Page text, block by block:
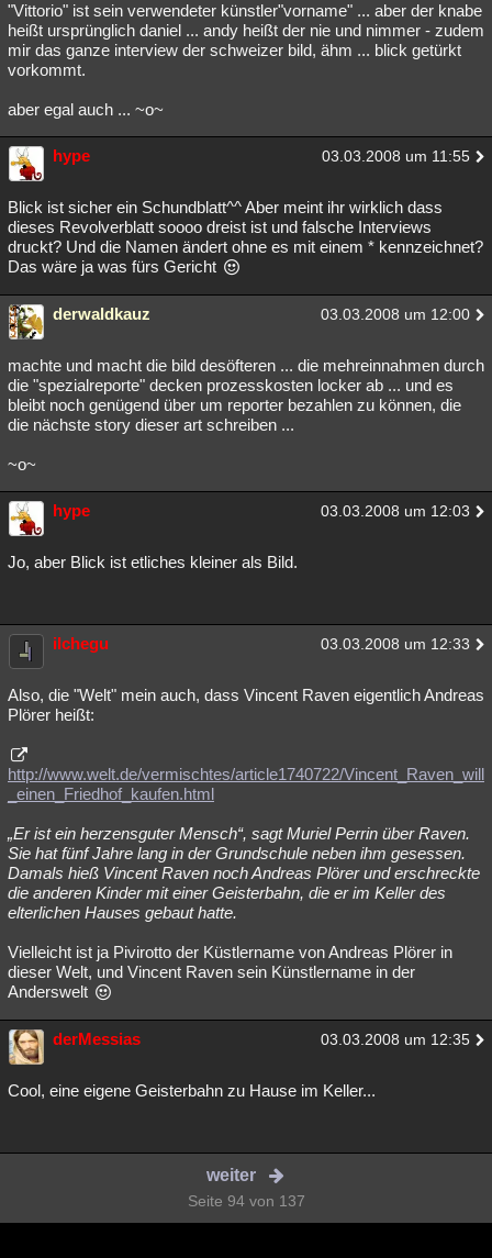
"Vittorio" ist sein verwendeter künstler"vorname" ... aber der knabe
heißt ursprünglich daniel ... andy heißt der nie und nimmer - zudem
mir das ganze interview der schweizer bild, ähm ... blick getürkt
vorkommt.
aber egal auch ... ~o~
hype 03.03.2008 um 11:55
Blick ist sicher ein Schundblatt^^ Aber meint ihr wirklich dass
dieses Revolverblatt soooo dreist ist und falsche Interviews
druckt? Und die Namen ändert ohne es mit einem * kennzeichnet?
Das wäre ja was fürs Gericht
derwaldkauz 03.03.2008 um 12:00
machte und macht die bild desöfteren ... die mehreinnahmen durch
die "spezialreporte" decken prozesskosten locker ab ... und es
bleibt noch genügend über um reporter bezahlen zu können, die
die nächste story dieser art schreiben ...
~o~
hype 03.03.2008 um 12:03
Jo, aber Blick ist etliches kleiner als Bild.
ilchegu 03.03.2008 um 12:33
Also, die "Welt" mein auch, dass Vincent Raven eigentlich Andreas
Plörer heißt:
http://www.welt.de/vermischtes/article1740722/Vincent_Raven_will
_einen_Friedhof_kaufen.html
„Er ist ein herzensguter Mensch“, sagt Muriel Perrin über Raven.
Sie hat fünf Jahre lang in der Grundschule neben ihm gesessen.
Damals hieß Vincent Raven noch Andreas Plörer und erschreckte
die anderen Kinder mit einer Geisterbahn, die er im Keller des
elterlichen Hauses gebaut hatte.
Vielleicht ist ja Pivirotto der Küstlername von Andreas Plörer in
dieser Welt, und Vincent Raven sein Künstlername in der
Anderswelt
derMessias 03.03.2008 um 12:35
Cool, eine eigene Geisterbahn zu Hause im Keller...
weiter
Seite 94 von 137